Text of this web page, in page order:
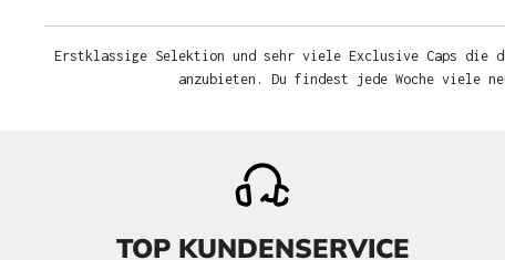
Erstklassige Selektion und sehr viele Exclusive Caps die
anzubieten. Du findest jede Woche viele
TOP KUNDENSERVICE